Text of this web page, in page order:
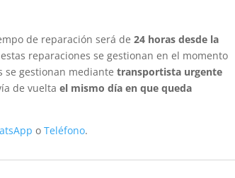
de reparación será de24 horas desde la
reparaciones se gestionan en el momento
se gestionan mediantetransportista urgente
de vueltael mismo día en que queda
oTeléfono.